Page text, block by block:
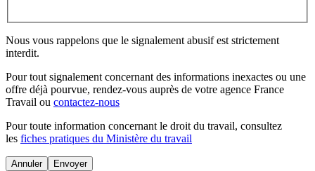
Nous vous rappelons que le signalement abusif est strictement
interdit.
Pour tout signalement concernant des informations inexactes ou une
offre déjà pourvue, rendez-vous auprès de votre agence France
Travail ou contactez-nous
Pour toute information concernant le droit du travail, consultez
les fiches pratiques du Ministère du travail
Annuler